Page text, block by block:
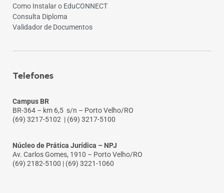
Como Instalar o EduCONNECT
Consulta Diploma
Validador de Documentos
Telefones
Campus BR
BR-364 – km 6,5 s/n – Porto Velho/RO
(69) 3217-5102 | (69) 3217-5100
Núcleo de Prática Jurídica – NPJ
Av. Carlos Gomes, 1910 – Porto Velho/RO
(69) 2182-5100 | (69) 3221-1060